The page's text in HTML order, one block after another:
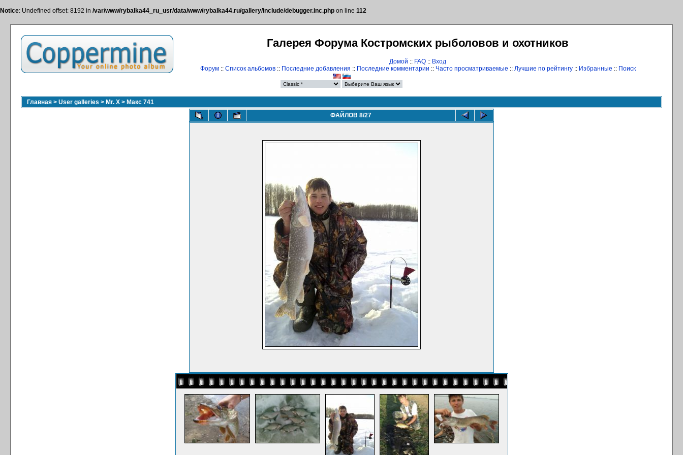
Notice: Undefined offset: 8192 in /var/www/rybalka44_ru_usr/data/www/rybalka44.ru/gallery/include/debugger.inc.php on line 112
Галерея Форума Костромских рыболовов и охотников
Домой :: FAQ :: Вход
Форум:: Список альбомов:: Последние добавления :: Последние комментарии :: Часто просматриваемые :: Лучшие по рейтингу:: Избранные :: Поиск
Главная > User galleries > Mr. X > Макс 741
ФАЙЛОВ 8/27